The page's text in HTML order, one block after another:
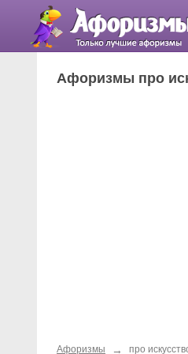
Афоризмы про
Афоризмы → про